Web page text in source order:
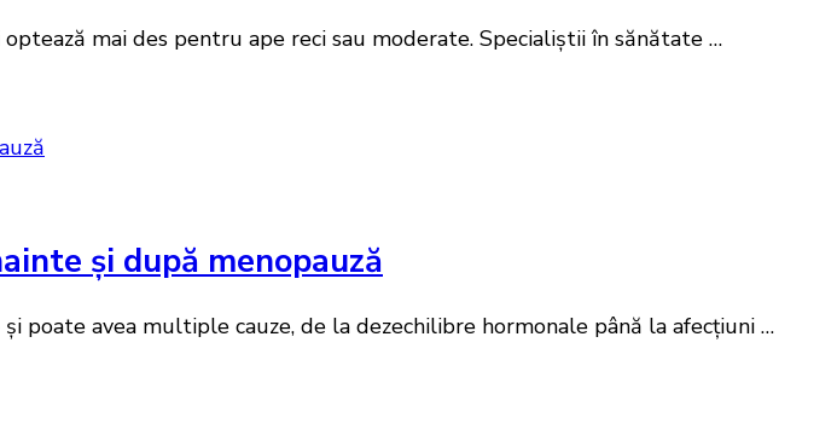
mai des pentru ape reci sau moderate. Specialiștii în sănătate …
și după menopauză
poate avea multiple cauze, de la dezechilibre hormonale până la afecțiuni …